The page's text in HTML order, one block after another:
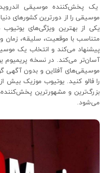
یک پخش‌کننده موسیقی
موسیقی را از دورترین کشورهای
یکی از بهترین ویژگی‌های
متناسب با موقعیت، سلیقه، زمان
پیشنهاد می‌کند و انتخاب یک
آسان‌تر می‌کند. در نسخه پریمیوم
موسیقی‌های آفلاین و بدون آگهی
بزرگ‌ترین و مشهورترین
می‌شود.